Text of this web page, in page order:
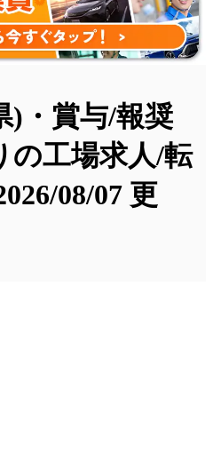
)・賞与/報奨
の工場求人/転
08/07 更